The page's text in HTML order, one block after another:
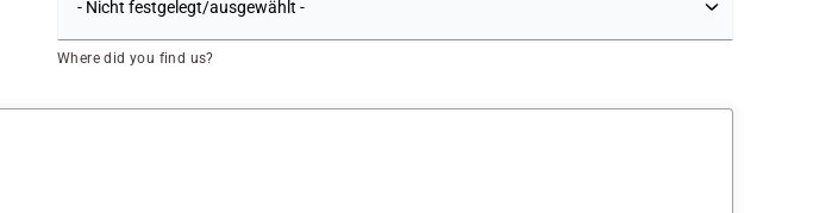
Where did you find us?